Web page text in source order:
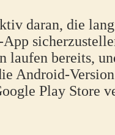
daran, die
laufen bereits,
Android-
Play Store